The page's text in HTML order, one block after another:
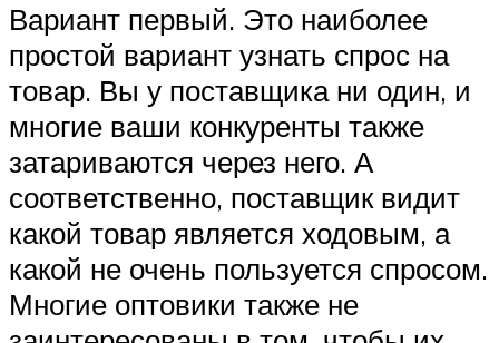
Вариант первый. Это наиболее
простой вариант узнать спрос на
товар. Вы у поставщика ни один, и
многие ваши конкуренты также
затариваются через него. А
соответственно, поставщик видит
какой товар является ходовым, а
какой не очень пользуется спросом.
Многие оптовики также не